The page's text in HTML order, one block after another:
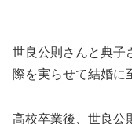
世良公則さんと典子
際を実らせて結婚に
高校卒業後、世良公